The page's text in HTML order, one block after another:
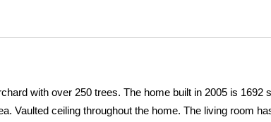
with over 250 trees. The home built in 2005 is 1692
Vaulted ceiling throughout the home. The living room